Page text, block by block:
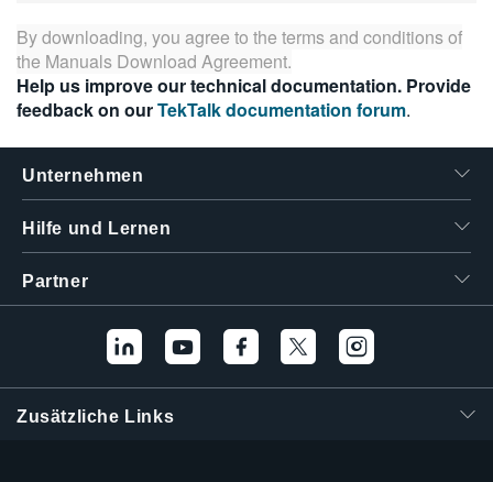
By downloading, you agree to the terms and conditions of
the Manuals Download Agreement.
Help us improve our technical documentation. Provide
feedback on ourTekTalk documentation forum.
Unternehmen
Hilfe und Lernen
Partner
Zusätzliche Links